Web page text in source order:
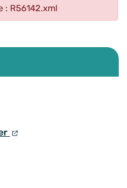
: R56142.xml